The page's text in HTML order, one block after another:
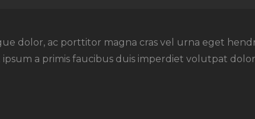
dolor, ac porttitor magna cras vel urna eget
a primis faucibus duis imperdiet volutpat